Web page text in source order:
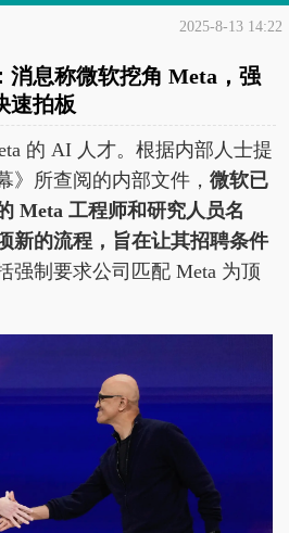
2025-8-13 14:22
消息称微软挖角 Meta，强
速拍板
的 AI 人才。根据内部人士提
》所查阅的内部文件， 微软已
Meta 工程师和研究人员名
新的流程，旨在让其招聘条件
强制要求公司匹配 Meta 为顶